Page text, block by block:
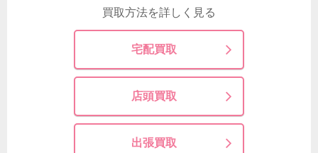
買取方法を詳しく見る
宅配買取
店頭買取
出張買取